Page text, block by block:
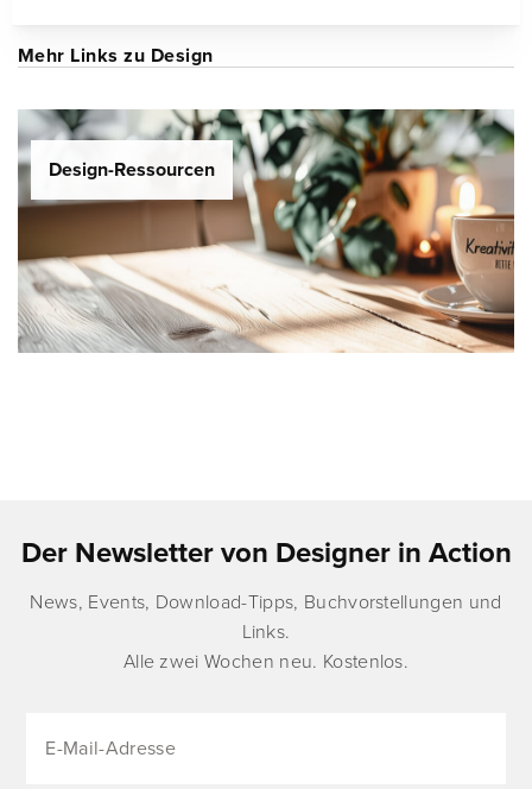
Mehr Links zu Design
Design-Ressourcen
Der Newsletter von Designer in Action
News, Events, Download-Tipps, Buchvorstellungen und
Links.
Alle zwei Wochen neu. Kostenlos.